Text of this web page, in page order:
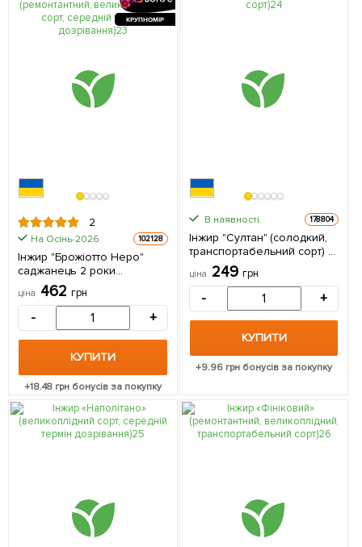
КРУПНОМІР
2
На Осінь-2026 102128
Інжир "Брожіотто Неро"
саджанець 2 роки
(ремонтантний,
великоплідний сорт,
середній термін
дозрівання) 1 саджанець в
упаковці
ціна 462 грн
- +
КУПИТИ
+18.48 грн бонусів за покупку
В наявності. 178804
Інжир "Султан" (солодкий,
транспортабельний сорт) 1
саджанець в упаковці
ціна 249 грн
- +
КУПИТИ
+9.96 грн бонусів за покупку